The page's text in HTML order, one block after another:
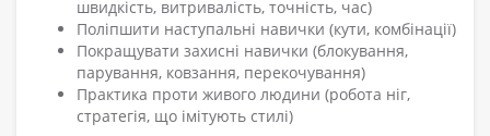
швидкість, витривалість, точність, час)
Поліпшити наступальні навички (кути, комбінації)
Покращувати захисні навички (блокування,
парування, ковзання, перекочування)
Практика проти живого людини (робота ніг,
стратегія, що імітують стилі)